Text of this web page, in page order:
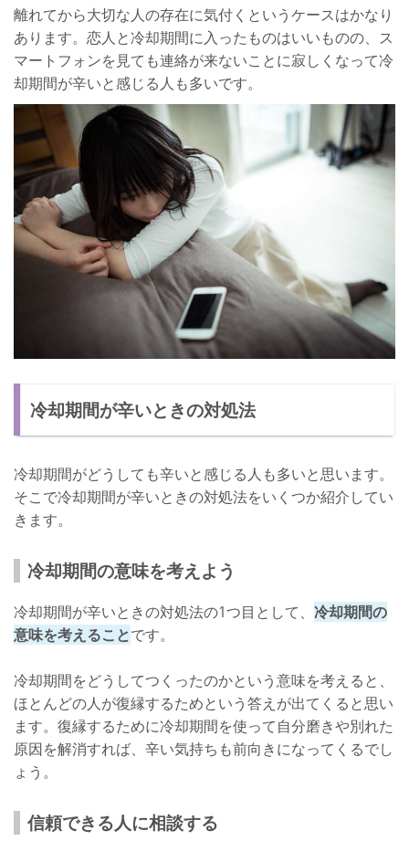
離れてから大切な人の存在に気付くというケースはかなり
あります。恋人と冷却期間に入ったものはいいものの、ス
マートフォンを見ても連絡が来ないことに寂しくなって冷
却期間が辛いと感じる人も多いです。
冷却期間が辛いときの対処法
冷却期間がどうしても辛いと感じる人も多いと思います。
そこで冷却期間が辛いときの対処法をいくつか紹介してい
きます。
冷却期間の意味を考えよう
冷却期間が辛いときの対処法の1つ目として、 冷却期間の
意味を考えることです。
冷却期間をどうしてつくったのかという意味を考えると、
ほとんどの人が復縁するためという答えが出てくると思い
ます。復縁するために冷却期間を使って自分磨きや別れた
原因を解消すれば、辛い気持ちも前向きになってくるでし
ょう。
信頼できる人に相談する